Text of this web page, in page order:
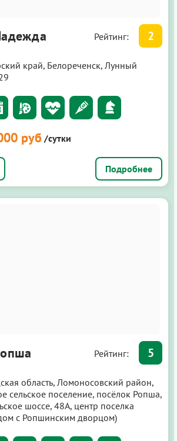
Рейтинг: 2
край, Белореченск, Лунный
руб /сутки
Подробнее
Рейтинг: 5
область, Ломоносовский район,
сельское поселение, посёлок Ропша,
шоссе, 48А, центр поселка
с Ропшинским дворцом)